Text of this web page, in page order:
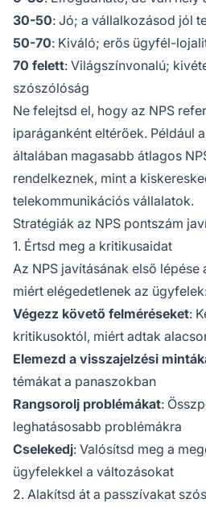
30-50: Jó; a vállalkozásod jól
50-70: Kiváló; erős ügyfél-
70 felett: Világszínvonalú;
szószólóság
Ne felejtsd el, hogy az NPS
iparáganként eltérőek. Például
általában magasabb átlagos
rendelkeznek, mint a
telekommunikációs vállalatok.
Stratégiák az NPS pontszám
1. Értsd meg a kritikusaidat
Az NPS javításának első
miért elégedetlenek az
Végezz követő felméréseket:
kritikusoktól, miért adtak
Elemezd a visszajelzési
témákat a panaszokban
Rangsorolj problémákat:
leghatásosabb problémákra
Cselekedj: Valósítsd meg a
ügyfelekkel a változásokat
2. Alakítsd át a passzívakat